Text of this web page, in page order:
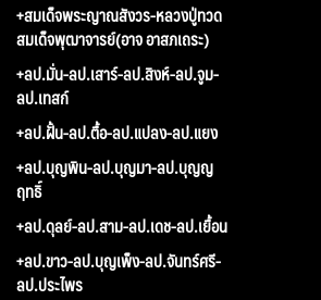
+สมเด็จพระญาณสังวร-หลวงปู่ทวด
สมเด็จพุฒาจารย์(อาจ อาสภเถระ)
+ลป.มั่น-ลป.เสาร์-ลป.สิงห์-ลป.จูม-
ลป.เทสก์
+ลป.ฝั้น-ลป.ตื้อ-ลป.แปลง-ลป.แยง
+ลป.บุญพิน-ลป.บุญมา-ลป.บุญญ
ฤทธิ์
+ลป.ดุลย์-ลป.สาม-ลป.เดช-ลป.เยื้อน
+ลป.ขาว-ลป.บุญเพ็ง-ลป.จันทร์ศรี-
ลป.ประไพร